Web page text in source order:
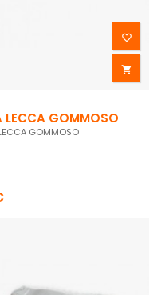


LECCA GOMMOSO
GOMMOSO